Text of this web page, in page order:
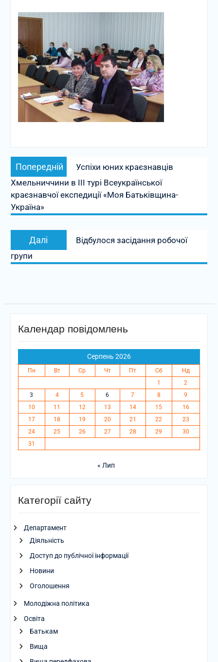
Навігація
записів
Попередній
Попередній
запис:
Успіхи юних краєзнавців
Хмельниччини в ІІІ турі Всеукраїнської
краєзнавчої експедиції «Моя Батьківщина-
Україна»
Далі
Наступний
запис:
Відбулося засідання робочої
групи
Календар повідомлень
Серпень 2026
Пн Вт Ср Чт Пт Сб
Нд
1
2
3
4 5 6 7 8
9
10
11 12 13 14 15
16
17
18 19 20 21 22
23
24
25 26 27 28 29
30
31
« Лип
Категорії сайту
Департамент
Діяльність
Доступ до публічної інформації
Новини
Оголошення
Молодіжна політика
Освіта
Батькам
Вища